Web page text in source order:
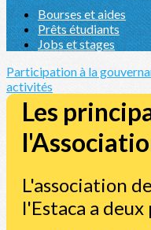
Bourses et aides
Prêts étudiants
Jobs et stages
Participation à la
activités
Les
L'association
l'Estaca a